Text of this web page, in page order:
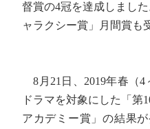
督賞の4冠を達成しまし
ャラクシー賞」月間賞も
8月21日、2019年春（4
ドラマを対象にした「第
アカデミー賞」の結果